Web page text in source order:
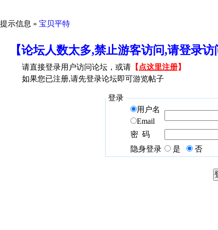
提示信息 » 宝贝平特
【论坛人数太多,禁止游客访问,请登录
请直接登录用户访问论坛，或请 【 点这里注册】
如果您已注册,请先登录论坛即可游览帖子
登录
用户名
Email
密 码
隐身登录
是 否